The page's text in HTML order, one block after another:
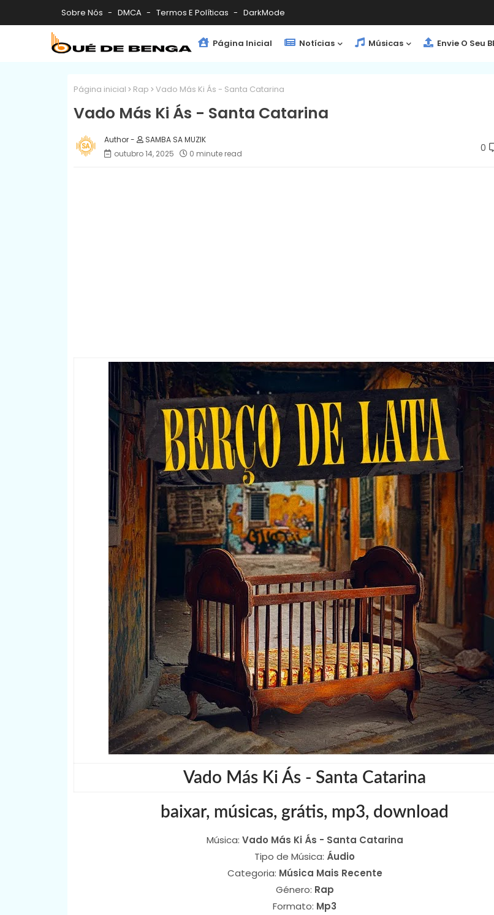
Sobre Nós DMCA Termos E Políticas DarkMode
Página Inicial Notícias Músicas Envie O Seu
Página inicial Rap Vado Más Ki Ás - Santa Catarina
Vado Más Ki Ás - Santa Catarina
SAMBA SA MUZIK
outubro 14, 2025
0 minute read 0
Vado Más Ki Ás - Santa Catarina
baixar, músicas, grátis, mp3, download
Música: Vado Más Ki Ás - Santa Catarina
Tipo de Música: Áudio
Categoria: Música Mais Recente
Género: Rap
Formato: Mp3